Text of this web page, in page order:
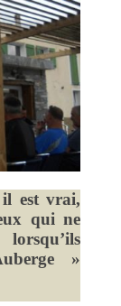
il est vrai,
qui ne
»